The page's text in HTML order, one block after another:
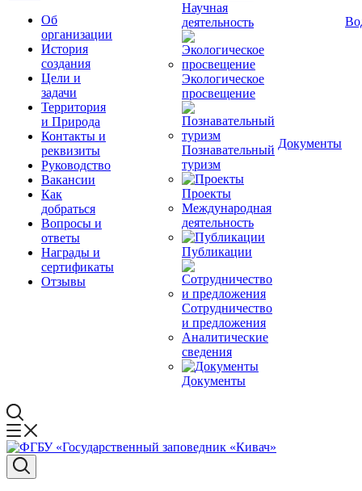
Об
организации
История
создания
Цели и
задачи
Территория
и Природа
Контакты и
реквизиты
Руководство
Вакансии
Как
добраться
Вопросы и
ответы
Награды и
сертификаты
Отзывы
Научная
деятельность
Экологическое
просвещение
Познавательный
туризм
Проекты
Международная
деятельность
Публикации
Сотрудничество
и предложения
Аналитические
сведения
Документы
Документы